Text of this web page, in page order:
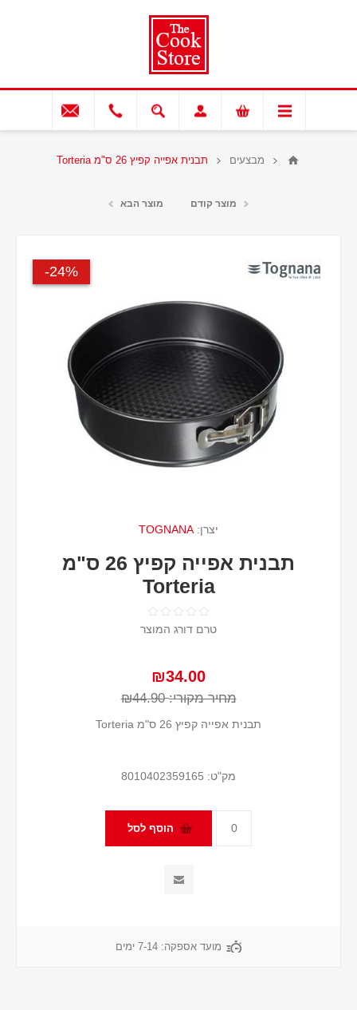
מבצעים תבנית אפייה קפיץ 26 ס"מ Torteria
מוצר קודם מוצר הבא
24%-
יצרן: TOGNANA
תבנית אפייה קפיץ 26 ס"מ
Torteria
טרם דורג המוצר
₪34.00
מחיר מקורי: ₪44.90
תבנית אפייה קפיץ 26 ס"מ Torteria
מק"ט: 8010402359165
מועד אספקה: 7-14 ימים